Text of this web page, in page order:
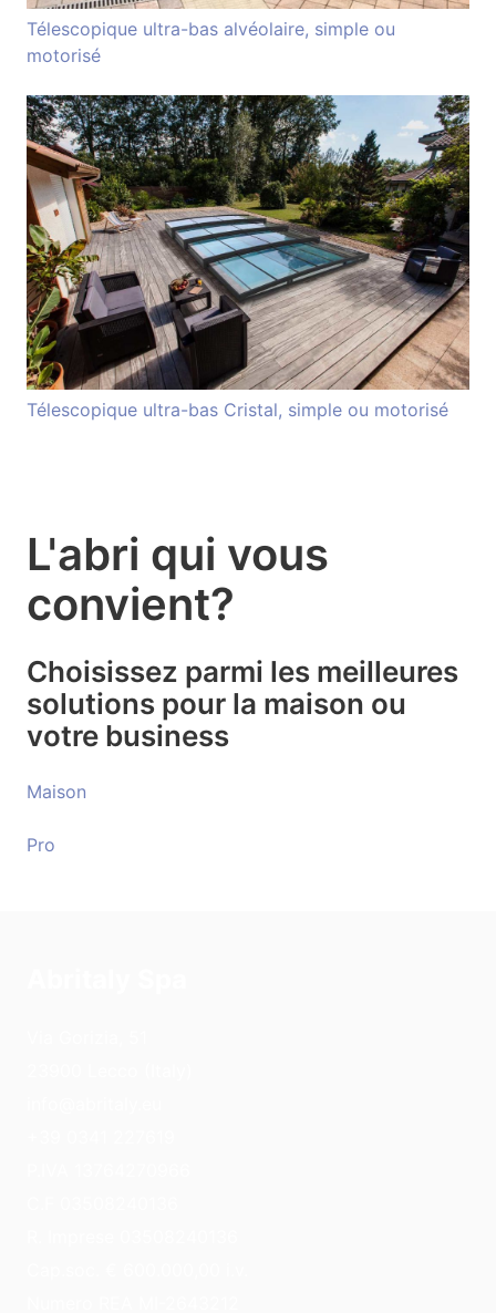
Télescopique ultra-bas alvéolaire, simple ou
motorisé
Télescopique ultra-bas Cristal, simple ou motorisé
L'abri qui vous
convient?
Choisissez parmi les meilleures
solutions pour la maison ou
votre business
Maison
Pro